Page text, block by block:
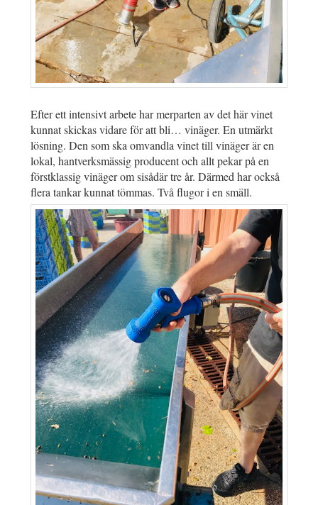
Efter ett intensivt arbete har merparten av det här vinet
kunnat skickas vidare för att bli… vinäger. En utmärkt
lösning. Den som ska omvandla vinet till vinäger är en
lokal, hantverksmässig producent och allt pekar på en
förstklassig vinäger om sisådär tre år. Därmed har också
flera tankar kunnat tömmas. Två flugor i en smäll.